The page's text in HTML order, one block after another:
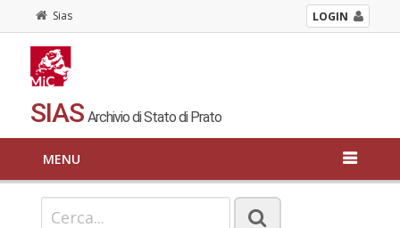
Sias LOGIN
SIAS Archivio di Stato di Prato
MENU